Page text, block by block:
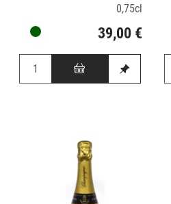
0,75cl
39,00 €